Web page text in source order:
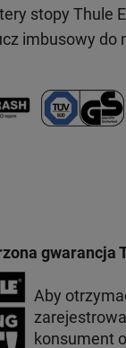
stopy Thule
imbusowy do
gwarancja
Aby
konsument